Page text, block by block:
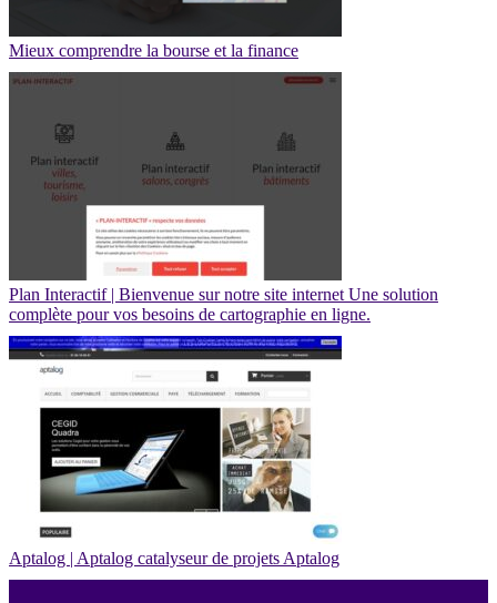
Mieux comprendre la bourse et la finance
Plan Interactif | Bienvenue sur notre site internet Une solution
complète pour vos besoins de car­tograp­hie en ligne.
Aptalog | Aptalog catalyseur de projets Aptalog